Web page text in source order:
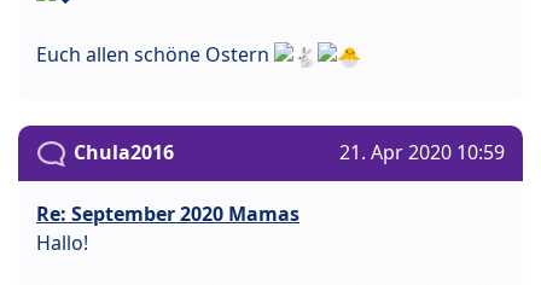
Euch allen schöne Ostern
Chula2016 21. Apr 2020 10:59
Re: September 2020 Mamas
Hallo!